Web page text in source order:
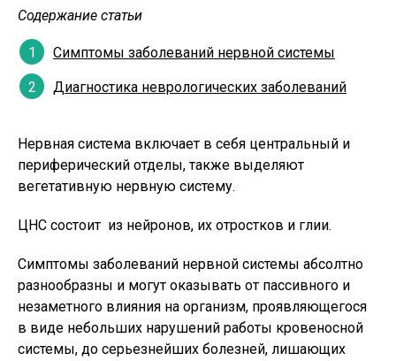
Содержание статьи
Симптомы заболеваний нервной системы
Диагностика неврологических заболеваний
Нервная система включает в себя центральный и
периферический отделы, также выделяют
вегетативную нервную систему.
ЦНС состоит из нейронов, их отростков и глии.
Симптомы заболеваний нервной системы абсолтно
разнообразны и могут оказывать от пассивного и
незаметного влияния на организм, проявляющегося
в виде небольших нарушений работы кровеносной
системы, до серьезнейших болезней, лишающих